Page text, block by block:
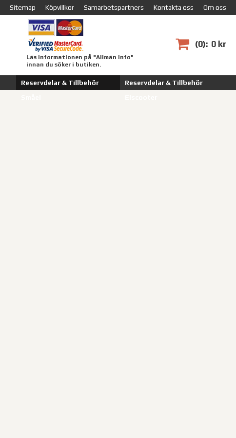
Sitemap Köpvillkor Samarbetspartners Kontakta oss Om oss
0 0 kr
Läs informationen på "Allmän Info"
innan du söker i butiken.
Reservdelar & Tillbehör
Reservdelar & Tillbehör